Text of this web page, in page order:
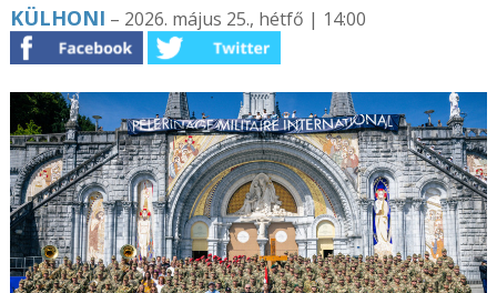
KÜLHONI – 2026. május 25., hétfő | 14:00